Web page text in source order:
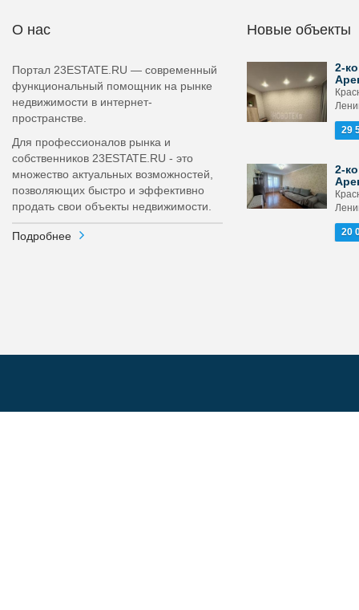
О нас
Портал 23ESTATE.RU — современный
функциональный помощник на рынке
недвижимости в интернет-
пространстве.
Для профессионалов рынка и
собственников 23ESTATE.RU - это
множество актуальных возможностей,
позволяющих быстро и эффективно
продать свои объекты недвижимости.
Подробнее
Новые объекты
2-
29
2-
20